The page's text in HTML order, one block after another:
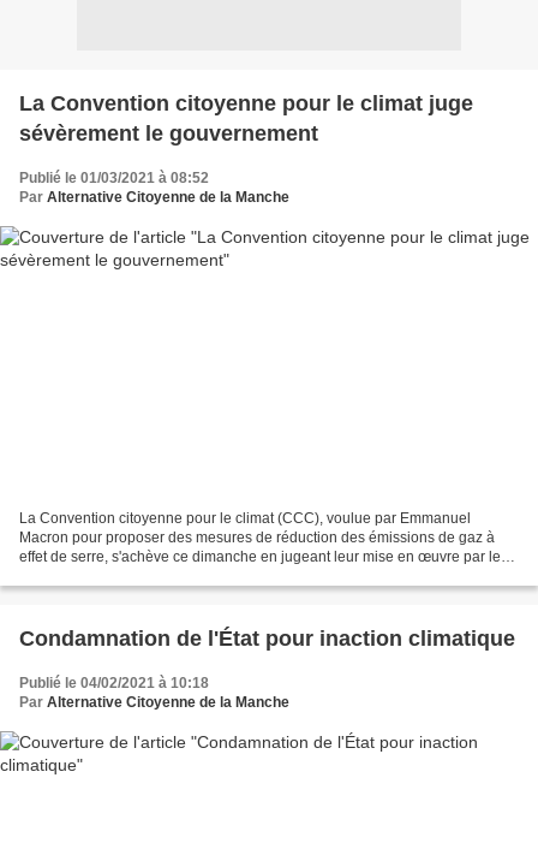
La Convention citoyenne pour le climat juge
sévèrement le gouvernement
Publié le 01/03/2021 à 08:52
Par Alternative Citoyenne de la Manche
La Convention citoyenne pour le climat (CCC), voulue par Emmanuel
Macron pour proposer des mesures de réduction des émissions de gaz à
effet de serre, s'achève ce dimanche en jugeant leur mise en œuvre par le
Condamnation de l'État pour inaction climatique
Publié le 04/02/2021 à 10:18
Par Alternative Citoyenne de la Manche